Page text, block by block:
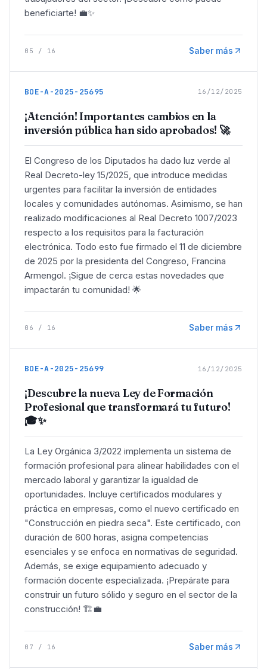
beneficiarte! 💼✨
05 / 16 Saber más
BOE-A-2025-25695 16/12/2025
¡Atención! Importantes cambios en la
inversión pública han sido aprobados! 🚀
El Congreso de los Diputados ha dado luz verde al
Real Decreto-ley 15/2025, que introduce medidas
urgentes para facilitar la inversión de entidades
locales y comunidades autónomas. Asimismo, se han
realizado modificaciones al Real Decreto 1007/2023
respecto a los requisitos para la facturación
electrónica. Todo esto fue firmado el 11 de diciembre
de 2025 por la presidenta del Congreso, Francina
Armengol. ¡Sigue de cerca estas novedades que
impactarán tu comunidad! 🌟
06 / 16 Saber más
BOE-A-2025-25699 16/12/2025
¡Descubre la nueva Ley de Formación
Profesional que transformará tu futuro!
🎓✨
La Ley Orgánica 3/2022 implementa un sistema de
formación profesional para alinear habilidades con el
mercado laboral y garantizar la igualdad de
oportunidades. Incluye certificados modulares y
práctica en empresas, como el nuevo certificado en
"Construcción en piedra seca". Este certificado, con
duración de 600 horas, asigna competencias
esenciales y se enfoca en normativas de seguridad.
Además, se exige equipamiento adecuado y
formación docente especializada. ¡Prepárate para
construir un futuro sólido y seguro en el sector de la
construcción! 🏗️💼
07 / 16 Saber más